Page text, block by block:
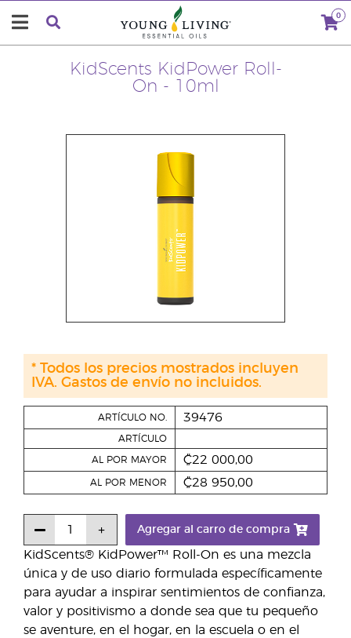
0
KidScents KidPower Roll-
On - 10ml
KidScents® KidPower™ Roll-On es una mezcla
única y de uso diario formulada específicamente
para ayudar a inspirar sentimientos de confianza,
valor y positivismo a donde sea que tu pequeño
se aventure, en el hogar, en la escuela o en el
ARTÍCULO NO. 39476
ARTÍCULO
AL POR MAYOR ₡22 000,00
AL POR MENOR ₡28 950,00
Agregar al carro de compra
* Todos los precios mostrados incluyen
IVA. Gastos de envío no incluidos.